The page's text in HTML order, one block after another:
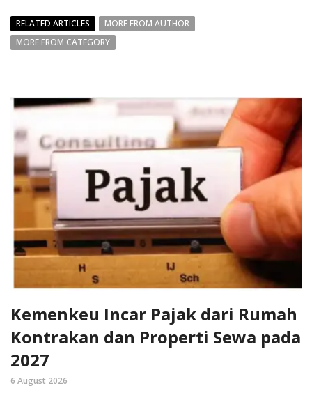
RELATED ARTICLES
MORE FROM AUTHOR
MORE FROM CATEGORY
Kemenkeu Incar Pajak dari Rumah
Kontrakan dan Properti Sewa pada
2027
6 August 2026